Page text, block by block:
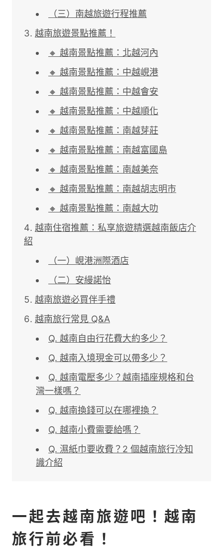
（三）南越旅遊行程推薦
越南旅遊景點推薦！
🔸 越南景點推薦：北越河內
🔸 越南景點推薦：中越峴港
🔸 越南景點推薦：中越會安
🔸 越南景點推薦：中越順化
🔸 越南景點推薦：南越芽莊
🔸 越南景點推薦：南越富國島
🔸 越南景點推薦：南越美奈
🔸 越南景點推薦：南越胡志明市
🔸 越南景點推薦：南越大叻
越南住宿推薦：私享旅遊精選越南飯店介
紹
（一）峴港洲際酒店
（二）安縵諾怡
越南旅遊必買伴手禮
越南旅行常見 Q&A
Q. 越南自由行花費大約多少？
Q. 越南入境現金可以帶多少？
Q. 越南電壓多少？越南插座規格和台
灣一樣嗎？
Q. 越南換錢可以在哪裡換？
Q. 越南小費需要給嗎？
Q. 濕紙巾要收費？2 個越南旅行冷知
識介紹
一起去越南旅遊吧！越南
旅行前必看！